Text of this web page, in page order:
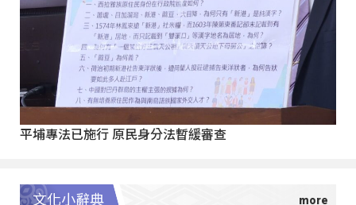
平埔專法已施行 原民身分法暫緩審查
文化小辭典